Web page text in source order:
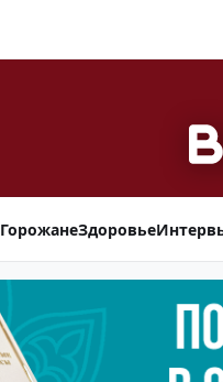
ГорожанеЗдоровье